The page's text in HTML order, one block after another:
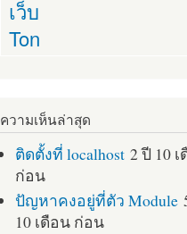
เว็บ
Ton
ความเห็นล่าสุด
ติดตั้งที่ localhost 2 ปี 10
ก่อน
ปัญหาคงอยู่ที่ตัว Module
10 เดือน ก่อน